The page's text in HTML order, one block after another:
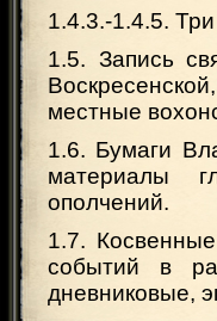
1.4.3.-1.4.5.
1.5. Запись
местные
1.6. Бумаги
материалы
ополчений.
1.7.
событий в
дневниковые,